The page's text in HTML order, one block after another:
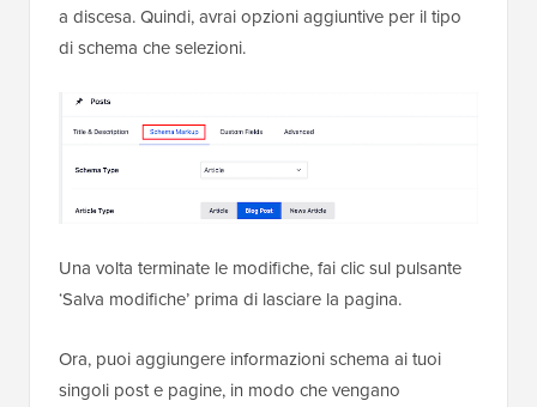
a discesa. Quindi, avrai opzioni aggiuntive per il tipo
di schema che selezioni.
Una volta terminate le modifiche, fai clic sul pulsante
‘Salva modifiche’ prima di lasciare la pagina.
Ora, puoi aggiungere informazioni schema ai tuoi
singoli post e pagine, in modo che vengano